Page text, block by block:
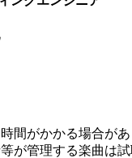
間がかかる場合があ
が管理する楽曲は試